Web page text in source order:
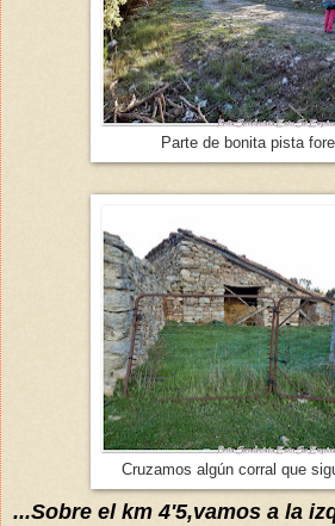
Parte de bonita pista
Cruzamos algún corral que
...Sobre el km 4'5,vamos a la